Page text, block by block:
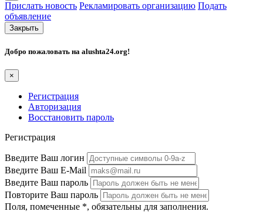
Прислать новость Рекламировать организацию Подать
объявление
Закрыть
Добро пожаловать на alushta24.org!
×
Регистрация
Авторизация
Восстановить пароль
Регистрация
Введите Ваш логин
Введите Ваш E-Mail
Введите Ваш пароль
Повторите Ваш пароль
Поля, помеченные *, обязательны для заполнения.